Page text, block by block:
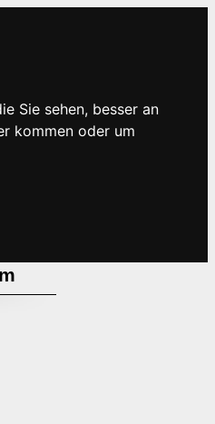
Sie sehen, besser an
kommen oder um